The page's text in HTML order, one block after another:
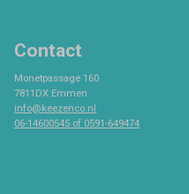
Contact
Monetpassage 160
7811DX Emmen
info@keezenco.nl
06-14600545 of 0591-649474